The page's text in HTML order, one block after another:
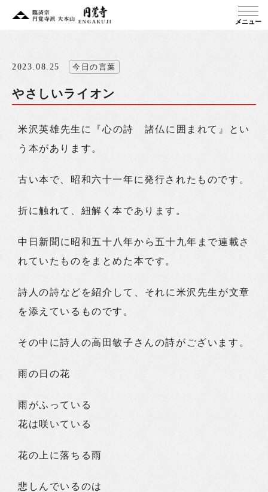
メニュー
2023.08.25 今日の言葉
やさしいライオン
米沢英雄先生に『心の詩 諸仏に囲まれて』とい
う本があります。
古い本で、昭和六十一年に発行されたものです。
折に触れて、紐解く本であります。
中日新聞に昭和五十八年から五十九年まで連載さ
れていたものをまとめた本です。
詩人の詩などを紹介して、それに米沢先生が文章
を添えているものです。
その中に詩人の高田敏子さんの詩がございます。
雨の日の花
雨がふっている
花は咲いている
花の上に落ちる雨
悲しんでいるのは